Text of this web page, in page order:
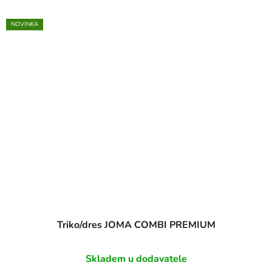
NOVINKA
Triko/dres JOMA COMBI PREMIUM
Skladem u dodavatele